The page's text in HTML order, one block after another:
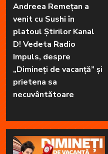
Andreea Remețan a
venit cu Sushi în
platoul Știrilor Kanal
D! Vedeta Radio
Impuls, despre
„Dimineți de vacanță” și
prietena sa
necuvântătoare